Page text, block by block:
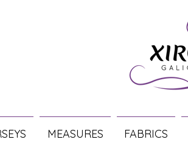
MEASURES FABRICS